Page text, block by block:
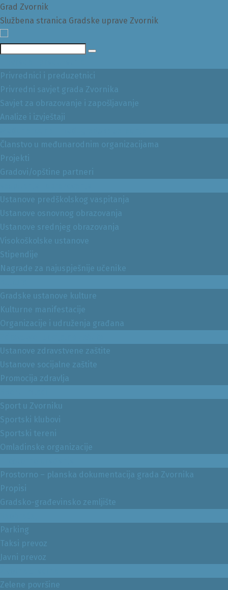
Grad Zvornik
Službena stranica Gradske uprave Zvornik
Pretraga
Privrednici i preduzetnici
Privredni savjet grada Zvornika
Savjet za obrazovanje i zapošljavanje
Analize i izvještaji
Članstvo u međunarodnim organizacijama
Projekti
Gradovi/opštine partneri
Ustanove predškolskog vaspitanja
Ustanove osnovnog obrazovanja
Ustanove srednjeg obrazovanja
Visokoškolske ustanove
Stipendije
Nagrade za najuspješnije učenike
Gradske ustanove kulture
Kulturne manifestacije
Organizacije i udruženja građana
Ustanove zdravstvene zaštite
Ustanove socijalne zaštite
Promocija zdravlja
Sport u Zvorniku
Sportski klubovi
Sportski tereni
Omladinske organizacije
Prostorno – planska dokumentacija grada Zvornika
Propisi
Gradsko-građevinsko zemljište
Parking
Taksi prevoz
Javni prevoz
Zelene površine